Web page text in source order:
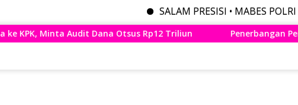
SALAM PRESISI • MABES POLRI
Rp12 Triliun Penerbangan Perdana Wings Air Bandung –